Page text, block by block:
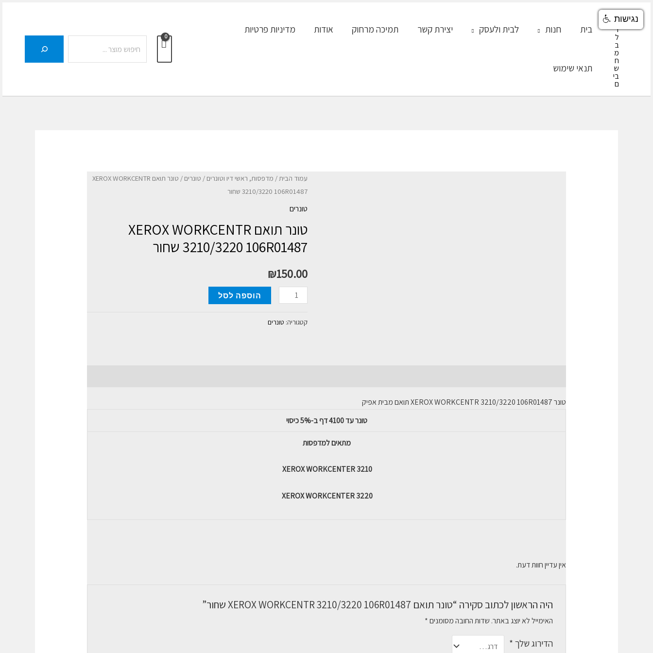
דילוג
בית חנות לבית ולעסק יצירת קשר תמיכה מרחוק אודות מדיניות פרטיות
תנאי שימוש
עמוד הבית/ מדפסות, ראשי דיו וטונרים / טונרים
/ טונר תואם XEROX WORKCENTR
3210/3220 106R01487 שחור
טונרים
טונר תואם XEROX WORKCENTR
3210/3220 106R01487 שחור
₪150.00
כמות
טונר
הוספה לסל
קטגוריה: טונרים
טונרXEROX WORKCENTR 3210/3220 106R01487 תואם מבית אפיק
טונר עד 4100 דף ב-5% כיסוי
מתאים למדפסות
XEROX WORKCENTER 3210
XEROX WORKCENTER 3220
אין עדיין חוות דעת.
היה הראשון לכתוב סקירה “טונר תואם XEROX WORKCENTR 3210/3220 106R01487 שחור”
האימייל לא יוצג באתר. שדות החובה מסומנים*
הדירוג שלך*
נגישות